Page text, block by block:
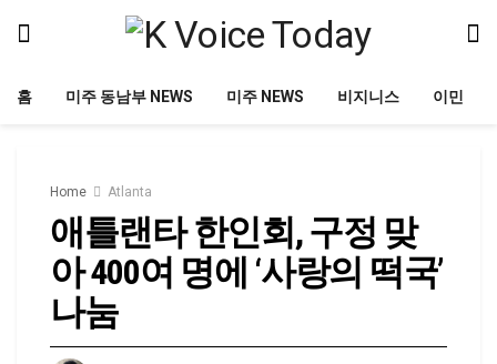
홈 미주 동남부 NEWS 미주 NEWS 비지니스 이민
Home Atlanta
애틀랜타 한인회, 구정 맞
아 400여 명에 ‘사랑의 떡국’
나눔